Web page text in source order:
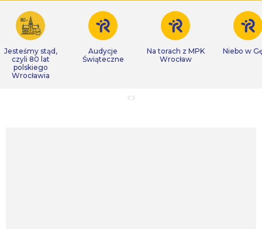
Jesteśmy stąd,
czyli 80 lat
polskiego
Wrocławia
Audycje
Świąteczne
Na torach z MPK
Wrocław
Niebo w